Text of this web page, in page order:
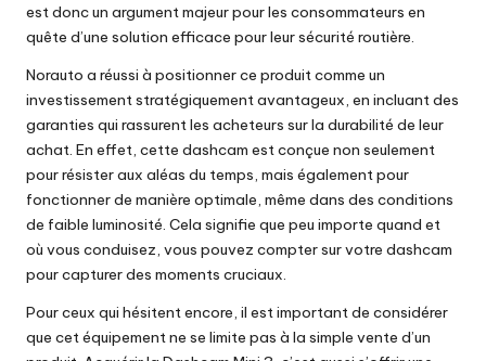
est donc un argument majeur pour les consommateurs en
quête d’une solution efficace pour leur sécurité routière.
Norauto a réussi à positionner ce produit comme un
investissement stratégiquement avantageux, en incluant des
garanties qui rassurent les acheteurs sur la durabilité de leur
achat. En effet, cette dashcam est conçue non seulement
pour résister aux aléas du temps, mais également pour
fonctionner de manière optimale, même dans des conditions
de faible luminosité. Cela signifie que peu importe quand et
où vous conduisez, vous pouvez compter sur votre dashcam
pour capturer des moments cruciaux.
Pour ceux qui hésitent encore, il est important de considérer
que cet équipement ne se limite pas à la simple vente d’un